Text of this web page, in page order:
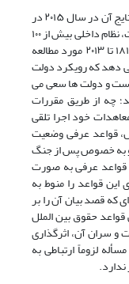
سوم، طی تحقیقی که در سال های اخیر انجام و نتایج آن در سال ۲۰۱۵ در
مجله آمریکایی حقوق بین الملل منتشر شده است، نظام داخلی بیش از ۱۰۰
کشور در پنج قاره مختلف دنیا بین سال های ۱۸۱۵ تا ۲۰۱۳ مورد مطالعه
دهد که رویکرد دولت
و دولت ها سعی می
چه از طریق مقررات
خود اجرا تلقی
قواعد عرفی وضعیت
و به خصوص پس از جنگ
قواعد عرفی به صورت
قواعد را منوط به
که قصد بیان آن را بر
حقوق بین الملل
سران آن، اثرگذاری
لزوماً ارتباطی به